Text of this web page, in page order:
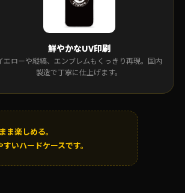
鮮やかなUV印刷
エローや縦縞、エンブレムもくっきり再現。国内
製造で丁寧に仕上げます。
ま楽しめる。
いハードケースです。